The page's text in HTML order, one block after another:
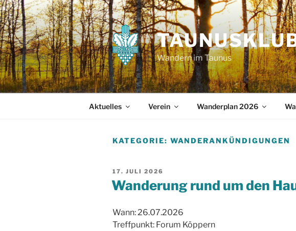
Zum
Inhalt
springen
Wandern im Taunus
Aktuelles Verein Wanderplan 2026
KATEGORIE: WANDERANKÜNDIGUNGEN
VERÖFFENTLICHT
AM
17. JULI 2026
Wanderung rund um den
Wann: 26.07.2026
Treffpunkt: Forum Köppern